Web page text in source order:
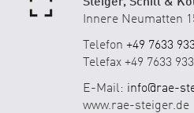
Innere Neumatten
Telefon +49 7633
Telefax +49 7633
E-Mail: info@rae-
www.rae-steiger.de